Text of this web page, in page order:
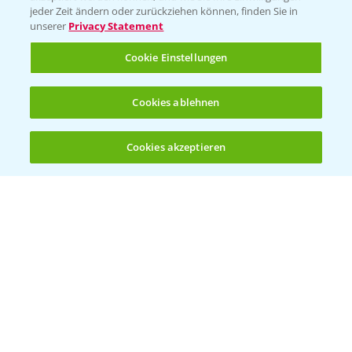
1:41
Welches Frühjahrsherbizid im Weizen
einsetzen?
(noch 4)
jeder Zeit ändern oder zurückziehen können, finden Sie in
unserer Privacy Statement
Cookie Einstellungen
Cookies ablehnen
Cookies akzeptieren